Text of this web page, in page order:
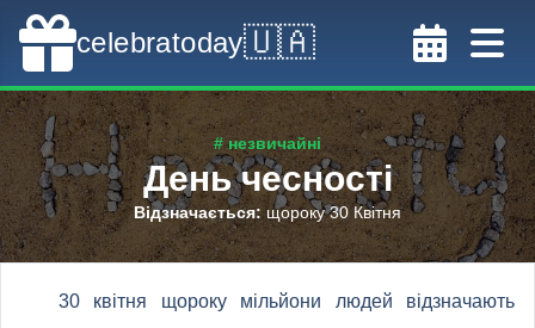
celebratoday🇺🇦
# незвичайні
День чесності
Відзначається: щороку 30 Квітня
30 квітня щороку мільйони людей відзначають